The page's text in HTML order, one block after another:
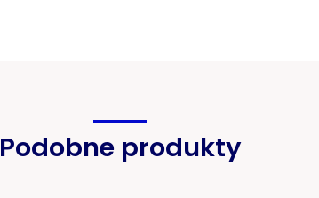
Podobne produkty